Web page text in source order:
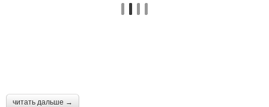
читать дальше →